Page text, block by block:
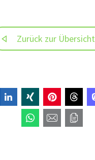
Zurück zur Übersicht